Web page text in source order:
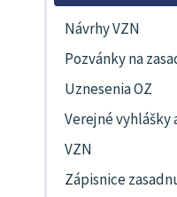
Návrhy VZN
Pozvánky na
Uznesenia OZ
Verejné vyhlášky
VZN
Zápisnice